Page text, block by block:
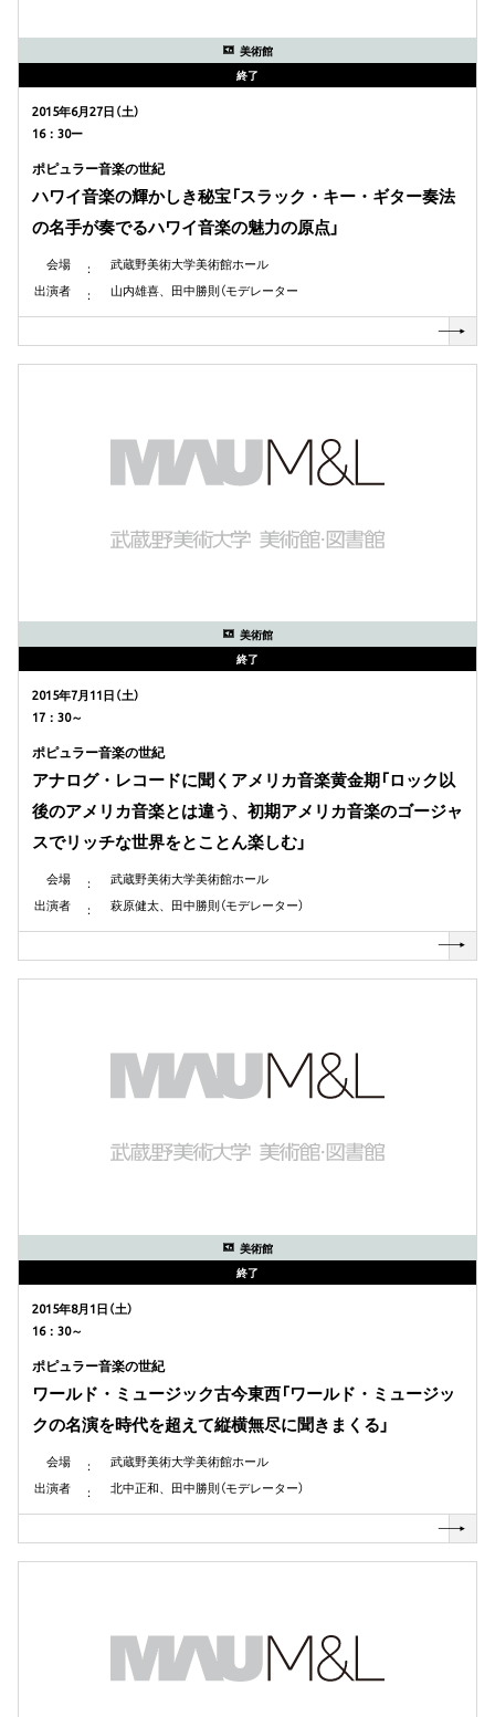
美術館
終了
2015年6月27日（土）
16：30ー
ポピュラー音楽の世紀
ハワイ音楽の輝かしき秘宝「スラック・キー・ギター奏法
の名手が奏でるハワイ音楽の魅力の原点」
会場
武蔵野美術大学美術館ホール
出演者
山内雄喜、田中勝則（モデレーター
美術館
終了
2015年7月11日（土）
17：30～
ポピュラー音楽の世紀
アナログ・レコードに聞くアメリカ音楽黄金期「ロック以
後のアメリカ音楽とは違う、初期アメリカ音楽のゴージャ
スでリッチな世界をとことん楽しむ」
会場
武蔵野美術大学美術館ホール
出演者
萩原健太、田中勝則（モデレーター）
美術館
終了
2015年8月1日（土）
16：30～
ポピュラー音楽の世紀
ワールド・ミュージック古今東西「ワールド・ミュージッ
クの名演を時代を超えて縦横無尽に聞きまくる」
会場
武蔵野美術大学美術館ホール
出演者
北中正和、田中勝則（モデレーター）